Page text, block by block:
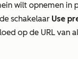
wilt opnemen in
schakelaar Use
op de URL van